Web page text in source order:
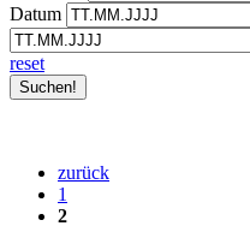
Datum
reset
zurück
1
2